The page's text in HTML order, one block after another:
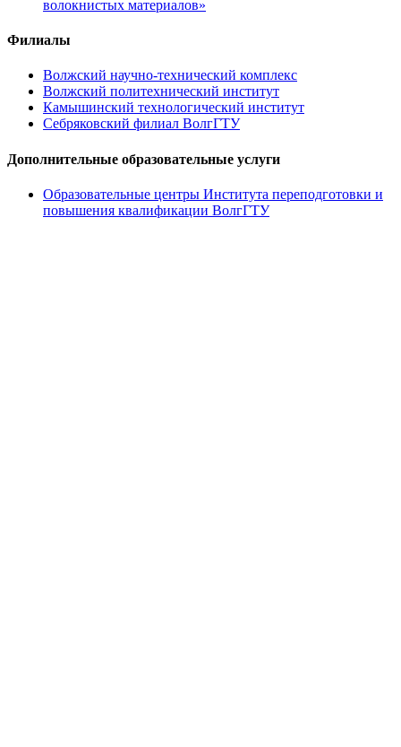
волокнистых материалов»
Филиалы
Волжский научно-технический комплекс
Волжский политехнический институт
Камышинский технологический институт
Себряковский филиал ВолгГТУ
Дополнительные образовательные услуги
Образовательные центры Института переподготовки и
повышения квалификации ВолгГТУ